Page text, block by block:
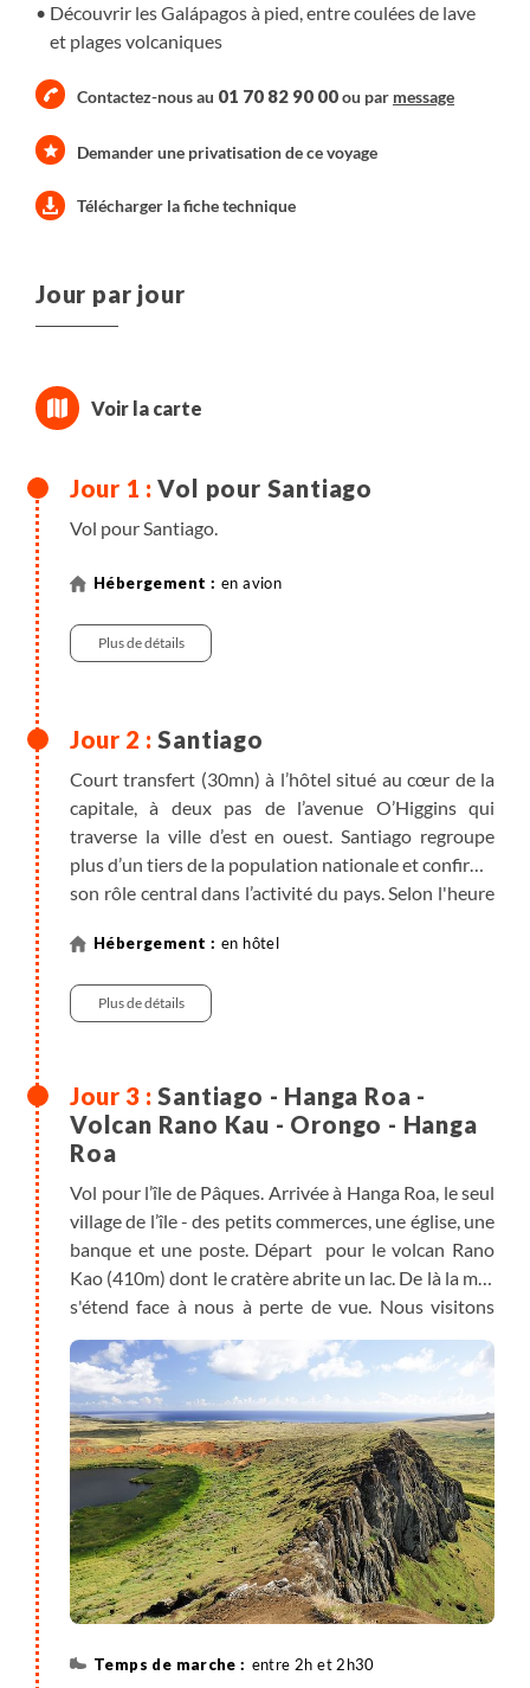
Découvrir les Galápagos à pied, entre coulées de lave
et plages volcaniques
Contactez-nous au 01 70 82 90 00ou par message
Demander une privatisation de ce voyage
Télécharger la fiche technique
Jour par jour
Vol pour Santiago
Vol pour Santiago.
en avion
Plus de détails
Santiago
Court transfert (30mn) à l’hôtel situé au cœur de la
capitale, à deux pas de l’avenue O’Higgins qui
traverse la ville d’est en ouest. Santiago regroupe
plus d’un tiers de la population nationale et confirme
son rôle central dans l’activité du pays. Selon l'heure
d’intérêts comme la plaza de Armas, la cathédrale, le
dernier nous offre une vue panoramique privilégiée
ville qui s’étale dans l’immense vallée.
Note :
taux du Chili.
en hôtel
Plus de détails
Santiago - Hanga Roa -
Volcan Rano Kau - Orongo - Hanga
Roa
Vol pour l’île de Pâques. Arrivée à Hanga Roa, le seul
village de l’île - des petits commerces, une église, une
banque et une poste. Départ pour le volcan Rano
Kao (410m) dont le cratère abrite un lac. De là la mer
s'étend face à nous à perte de vue. Nous visitons
l’ancien centre cérémoniel d’Orongo. Ce site
archéologique protégé permet de comprendre
comment vivaient les Pascuans à l'époque du culte
de l'Homme-Oiseau : pétroglyphes en haut relief,
anciennes maisons/cavernes au toit bas et en forme
de barque. En contrebas se dressent trois petites îles
: Motu Koa Koa, Motu Iti, Motu Nui, où la légende
dit que le premier des candidats, qui parvenait à
ramener un oeuf pondu sur un de ces îlots et
revenait à la nage, devenait l'Homme-Oiseau. La
randonnée est facile, peu de dénivelés de manière
Nous surplombons la ville, en immersion dans les
entre 2h et 2h30